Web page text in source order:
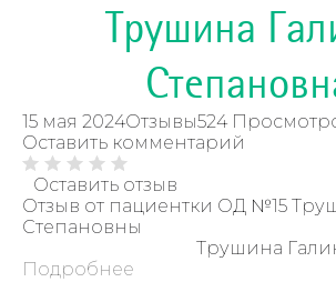
Трушина
15 мая 2024Отзывы524
Оставить комментарий
Оставить отзыв
Отзыв от пациентки ОД №15
Степановны
Трушина
Подробнее